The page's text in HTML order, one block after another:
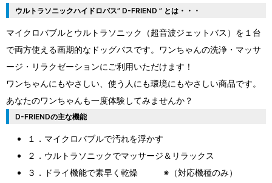
ウルトラソニックハイドロバス” D-FRIEND ” とは・・・
マイクロバブルとウルトラソニック（超音波ジェットバス）を１台
で両方使える画期的なドッグバスです。ワンちゃんの洗浄・マッサ
ージ・リラクゼーションにご利用いただけます！
ワンちゃんにもやさしい、使う人にも環境にもやさしい商品です。
あなたのワンちゃんも一度体験してみませんか？
D-FRIENDの主な機能
１．マイクロバブルで汚れを浮かす
２．ウルトラソニックでマッサージ＆リラックス
３．ドライ機能で素早く乾燥 ※（対応機種のみ）